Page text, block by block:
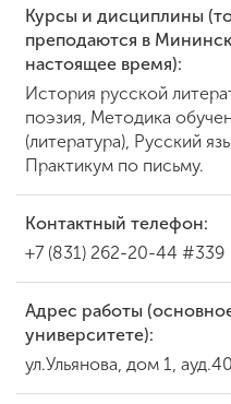
Курсы и дисциплины
преподаются в
настоящее время):
История русской
поэзия, Методика
(литература), Русский
Практикум по письму.
Контактный телефон:
+7 (831) 262-20-44 #339
Адрес работы
университете):
ул.Ульянова, дом 1,